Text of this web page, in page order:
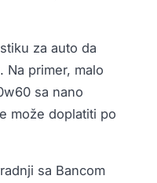
za auto da
Na primer, malo
sa nano
može doplatiti po
sa Bancom